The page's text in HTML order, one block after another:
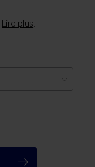
Lire plus.